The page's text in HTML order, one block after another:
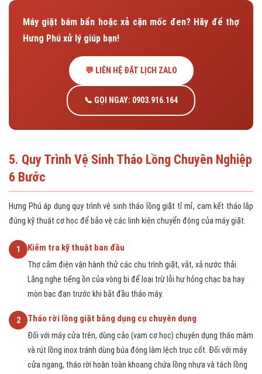
Máy giặt bám bẩn hoặc xả cặn mốc đen? Hãy để thợ
Hưng Phú xử lý giúp bạn!
💬 LIÊN HỆ ĐẶT LỊCH ZALO
📞 GỌI NGAY: 0903.916.164
5. Quy Trình Vệ Sinh Tháo Lồng Chuyên Nghiệp
6 Bước
Hưng Phú áp dụng quy trình vệ sinh tháo lồng giặt tỉ mỉ, cam kết tháo lắp
đúng kỹ thuật cơ học để bảo vệ các linh kiện chuyển động của máy giặt:
1 Kiểm tra kỹ thuật ban đầu
Thợ cắm điện vận hành thử các chu trình giặt, vắt, xả nước thải.
Lắng nghe tiếng ồn của vòng bi để loại trừ lỗi hư hỏng chạc ba hay
mòn bạc đạn trước khi bắt đầu tháo máy.
2 Tháo rời lồng giặt bằng dụng cụ chuyên dụng
Đối với máy cửa trên, dùng cảo (vam cơ học) chuyên dụng tháo mâm
và rút lồng inox tránh dùng búa đóng làm lệch trục cốt. Đối với máy
cửa ngang, tháo rời hoàn toàn khoang chứa lồng nhựa và tách lồng